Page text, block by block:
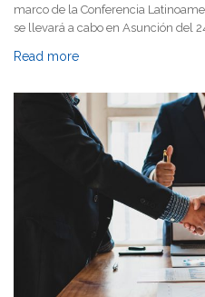
marco de la Conferencia
se llevará a cabo en Asunción del
Read more